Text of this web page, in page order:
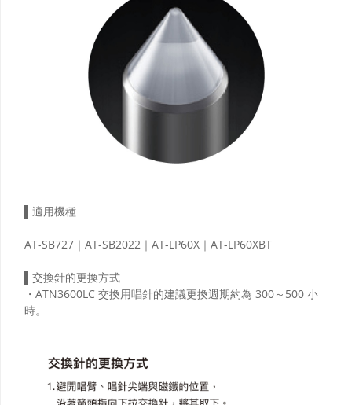
▌適用機種
AT-SB727｜AT-SB2022｜AT-LP60X｜AT-LP60XBT
▌交換針的更換方式
・ATN3600LC 交換用唱針的建議更換週期約為 300～500 小
時。